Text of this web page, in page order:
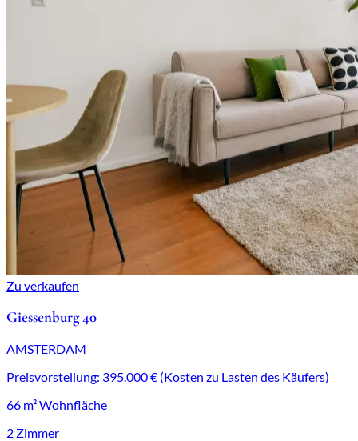
Zu verkaufen
Giessenburg 40
AMSTERDAM
Preisvorstellung: 395.000 € (Kosten zu Lasten des Käufers)
66 m² Wohnfläche
2 Zimmer